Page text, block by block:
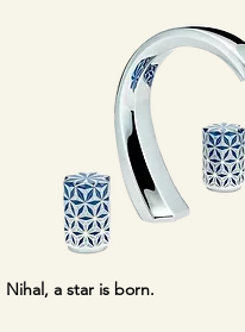
Nihal, a star is born.